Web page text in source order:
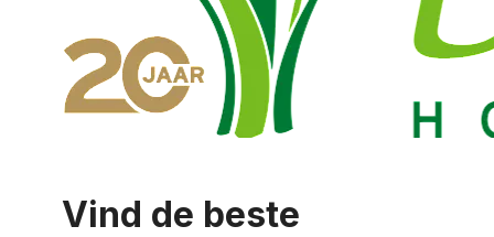
Vind de beste